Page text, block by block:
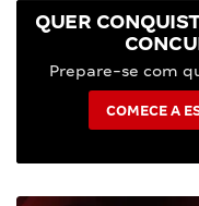
QUER
Prepare-se com
COMECE A